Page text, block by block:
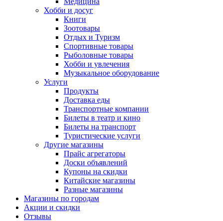
Хобби и досуг
Книги
Зоотовары
Отдых и Туризм
Спортивные товары
Рыболовные товары
Хобби и увлечения
Музыкальное оборудование
Услуги
Продукты
Доставка еды
Транспортные компании
Билеты в театр и кино
Билеты на транспорт
Туристические услуги
Другие магазины
Прайс агрегаторы
Доски объявлений
Купоны на скидки
Китайские магазины
Разные магазины
Магазины по городам
Акции и скидки
Отзывы